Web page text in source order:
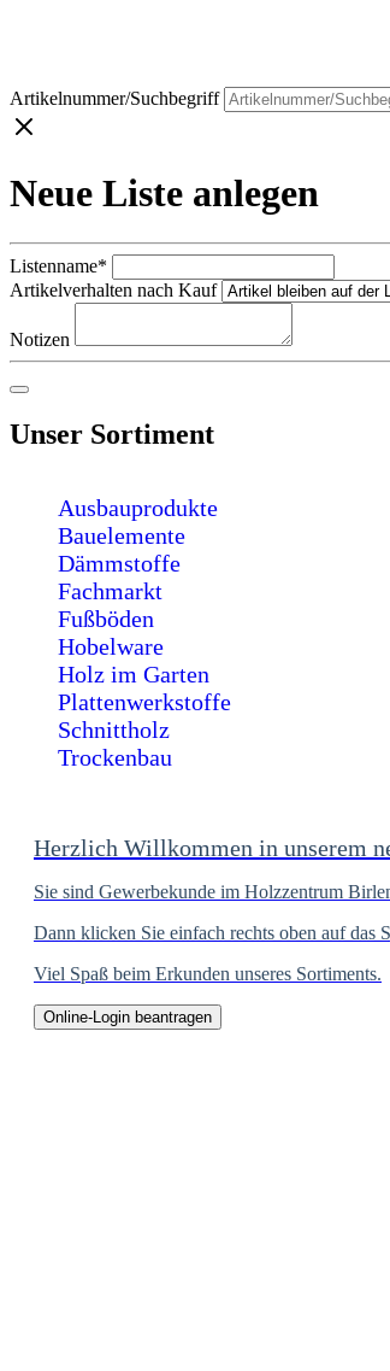
Artikelnummer/Suchbegriff
Neue Liste anlegen
Listenname*
Artikelverhalten nach Kauf
Notizen
Unser Sortiment
Ausbauprodukte
Bauelemente
Dämmstoffe
Fachmarkt
Fußböden
Hobelware
Holz im Garten
Plattenwerkstoffe
Schnittholz
Trockenbau
Herzlich Willkommen in unserem
Sie sind Gewerbekunde im Holzzentrum
Dann klicken Sie einfach rechts oben auf das
Viel Spaß beim Erkunden unseres Sortiments.
Online-Login beantragen